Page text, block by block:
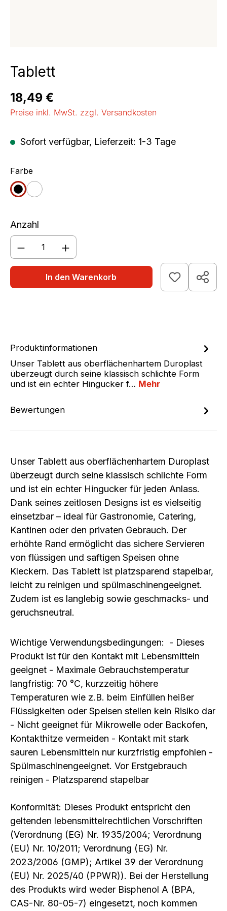
Tablett
Regulärer Preis:
18,49 €
Preise inkl. MwSt. zzgl. Versandkosten
Sofort verfügbar, Lieferzeit: 1-3 Tage
Farbeauswählen
schwarz
weiß
Anzahl
Produkt Anzahl: Gib den
In den Warenkorb
Produktinformationen
Unser Tablett aus oberflächenhartem Duroplast
überzeugt durch seine klassisch schlichte Form
und ist ein echter Hingucker f… Mehr
Bewertungen
Unser Tablett aus oberflächenhartem Duroplast
überzeugt durch seine klassisch schlichte Form
und ist ein echter Hingucker für jeden Anlass.
Dank seines zeitlosen Designs ist es vielseitig
einsetzbar – ideal für Gastronomie, Catering,
Kantinen oder den privaten Gebrauch. Der
erhöhte Rand ermöglicht das sichere Servieren
von flüssigen und saftigen Speisen ohne
Kleckern. Das Tablett ist platzsparend stapelbar,
leicht zu reinigen und spülmaschinengeeignet.
Zudem ist es langlebig sowie geschmacks- und
geruchsneutral.
Wichtige Verwendungsbedingungen: - Dieses
Produkt ist für den Kontakt mit Lebensmitteln
geeignet - Maximale Gebrauchstemperatur
langfristig: 70 °C, kurzzeitig höhere
Temperaturen wie z.B. beim Einfüllen heißer
Flüssigkeiten oder Speisen stellen kein Risiko dar
- Nicht geeignet für Mikrowelle oder Backofen,
Kontakthitze vermeiden - Kontakt mit stark
sauren Lebensmitteln nur kurzfristig empfohlen -
Spülmaschinengeeignet. Vor Erstgebrauch
reinigen - Platzsparend stapelbar
Konformität: Dieses Produkt entspricht den
geltenden lebensmittelrechtlichen Vorschriften
(Verordnung (EG) Nr. 1935/2004; Verordnung
(EU) Nr. 10/2011; Verordnung (EG) Nr.
2023/2006 (GMP); Artikel 39 der Verordnung
(EU) Nr. 2025/40 (PPWR)). Bei der Herstellung
des Produkts wird weder Bisphenol A (BPA,
CAS-Nr. 80-05-7) eingesetzt, noch kommen